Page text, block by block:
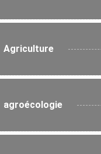
Agriculture
agroécologie